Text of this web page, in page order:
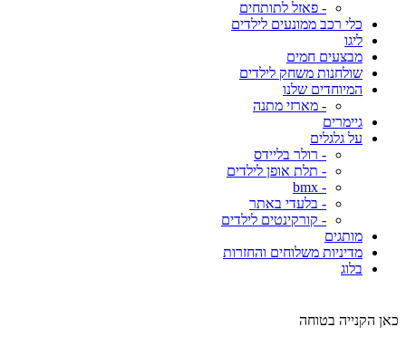
- פאזל לתותחים
כלי רכב ממונעים לילדים
ליגו
מבצעים חמים
שולחנות משחק לילדים
המיוחדים שלנו
- מארזי מתנה
גיימרים
על גלגלים
- רולר בליידס
- תלת אופן לילדים
- bmx
- בלעדי באתר
- קורקינטים לילדים
מותגים
מדיניות משלוחים והחזרות
בלוג
כאן הקנייה בטוחה